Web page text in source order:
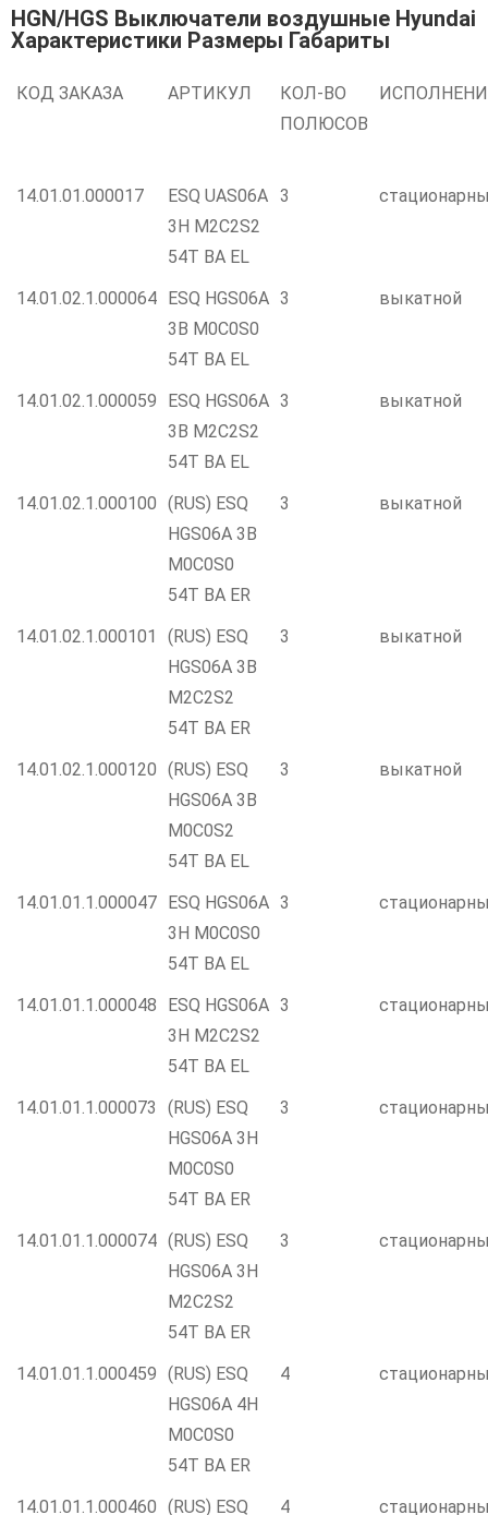
HGN/HGS Выключатели воздушные Hyundai
Характеристики Размеры Габариты
КОД ЗАКАЗА АРТИКУЛ
КОЛ-ВО
ПОЛЮСОВ
14.01.01.000017
ESQ UAS06A
3H M2C2S2
54T BA EL
3
14.01.02.1.000064 ESQ HGS06A
3B M0C0S0
54T BA EL
3 выкатной
14.01.02.1.000059
ESQ HGS06A
3B M2C2S2
54T BA EL
3 выкатной
14.01.02.1.000100 (RUS) ESQ
HGS06A 3B
M0C0S0
54T BA ER
3 выкатной
14.01.02.1.000101
(RUS) ESQ
HGS06A 3B
M2C2S2
54T BA ER
3 выкатной
14.01.02.1.000120 (RUS) ESQ
HGS06A 3B
M0C0S2
54T BA EL
3 выкатной
14.01.01.1.000047 ESQ HGS06A
3H M0C0S0
54T BA EL
3
14.01.01.1.000048
ESQ HGS06A
3H M2C2S2
54T BA EL
3
14.01.01.1.000073
(RUS) ESQ
HGS06A 3H
M0C0S0
54T BA ER
3
14.01.01.1.000074 (RUS) ESQ
HGS06A 3H
M2C2S2
54T BA ER
3
14.01.01.1.000459 (RUS) ESQ
HGS06A 4H
M0C0S0
54T BA ER
4
14.01.01.1.000460 (RUS) ESQ 4